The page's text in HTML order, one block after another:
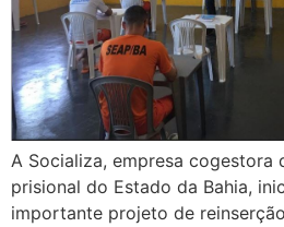
A Socializa, empresa cogestora
prisional do Estado da Bahia,
importante projeto de